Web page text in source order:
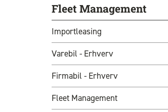
Fleet Management
Importleasing
Varebil - Erhverv
Firmabil - Erhverv
Fleet Management